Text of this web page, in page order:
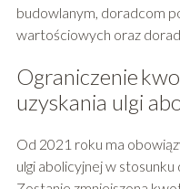
budowlanym, doradcom
wartościowych oraz
Ograniczenie
uzyskania ulgi
Od 2021 roku ma
ulgi abolicyjnej w